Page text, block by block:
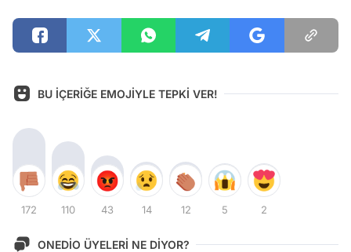
BU İÇERİĞE EMOJİYLE TEPKİ VER!
172 110 43 14 12 5 2
ONEDİO ÜYELERİ NE DİYOR?